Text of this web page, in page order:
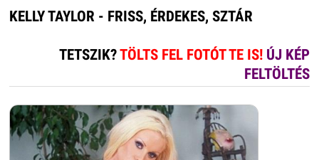
KELLY TAYLOR - FRISS, ÉRDEKES, SZTÁR
TETSZIK?TÖLTS FEL FOTÓT TE IS! ÚJ KÉP
FELTÖLTÉS